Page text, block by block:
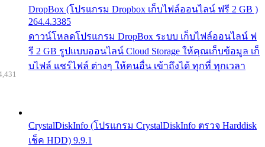
DropBox (โปรแกรม Dropbox เก็บไฟล์ออนไลน์ ฟรี 2 GB )
264.4.3385
ดาวน์โหลดโปรแกรม DropBox ระบบ เก็บไฟล์ออนไลน์ ฟ
รี 2 GB รูปแบบออนไลน์ Cloud Storage ให้คุณเก็บข้อมูล เก็
บไฟล์ แชร์ไฟล์ ต่างๆ ให้คนอื่น เข้าถึงได้ ทุกที่ ทุกเวลา
CrystalDiskInfo (โปรแกรม CrystalDiskInfo ตรวจ Harddisk
เช็ค HDD) 9.9.1